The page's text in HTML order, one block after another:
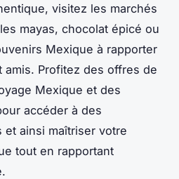
visitez les marchés
mayas, chocolat épicé ou
Mexique à rapporter
amis. Profitez des offres de
Mexique et des
accéder à des
ainsi maîtriser votre
tout en rapportant